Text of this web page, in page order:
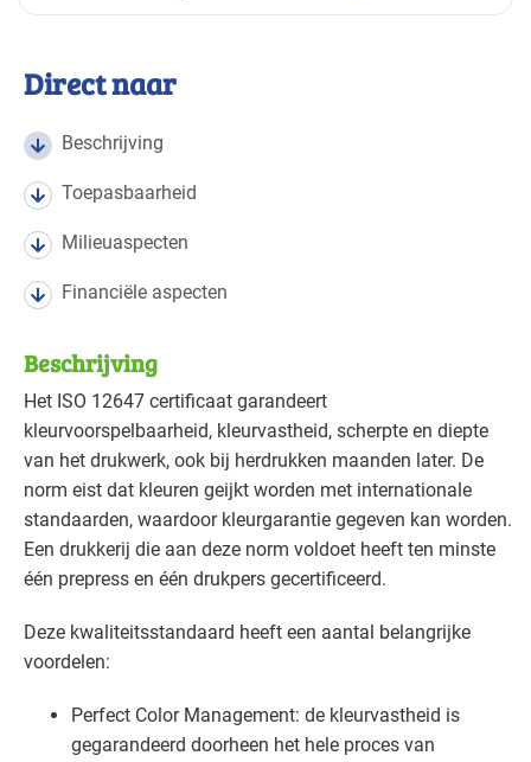
Toepasbaar voor branches
branches
Grafische industrie
Industrie - papier en karton(waren)
Direct naar
Beschrijving
Toepasbaarheid
Milieuaspecten
Financiële aspecten
Beschrijving
Het ISO 12647 certificaat garandeert
kleurvoorspelbaarheid, kleurvastheid, scherpte en diepte
van het drukwerk, ook bij herdrukken maanden later. De
norm eist dat kleuren geijkt worden met internationale
standaarden, waardoor kleurgarantie gegeven kan worden.
Een drukkerij die aan deze norm voldoet heeft ten minste
één prepress en één drukpers gecertificeerd.
Deze kwaliteitsstandaard heeft een aantal belangrijke
voordelen:
Perfect Color Management: de kleurvastheid is
gegarandeerd doorheen het hele proces van